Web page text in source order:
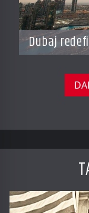
Dubaj
miliardy
resorty